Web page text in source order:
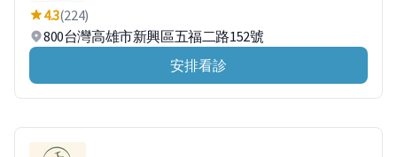
4.3(224)
800台灣高雄市新興區五福二路152號
安排看診